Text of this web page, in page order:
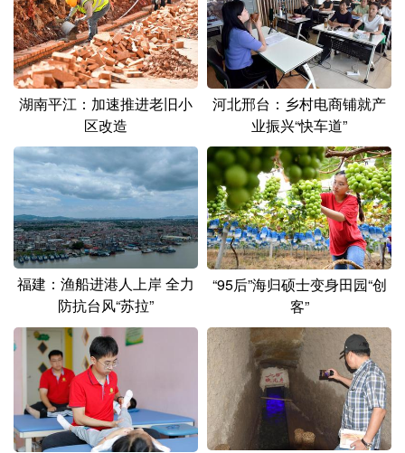
新疆 内蒙古 黑龙江
多语种频道
Français عربى
Русский язык 日本語 한국어
Deutsch Português
湖南平江：加速推进老旧小
区改造
河北邢台：乡村电商铺就产
业振兴“快车道”
福建：渔船进港人上岸 全力
防抗台风“苏拉”
“95后”海归硕士变身田园“创
客”